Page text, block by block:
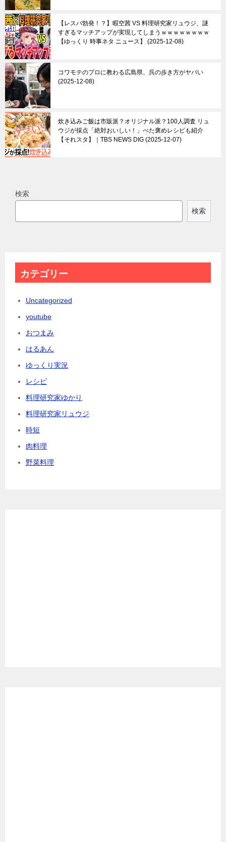
【レスバ勃発！？】暇空茜 VS 料理研究家リュウジ、謎
すぎるマッチアップが実現してしまうｗｗｗｗｗｗｗｗ
【ゆっくり 時事ネタ ニュース】
2025-12-08
コワモテのプロに教わる広島県、呉の歩き方がヤバい
2025-12-08
炊き込みご飯は市販派？オリジナル派？100人調査 リュ
ウジが採点「絶対おいしい！」べた褒めレシピも紹介
【それスタ】｜TBS NEWS DIG 2025-12-07
検索
検索
カテゴリー
Uncategorized
youtube
おつまみ
はるあん
ゆっくり実況
レシピ
料理研究家ゆかり
料理研究家リュウジ
時短
肉料理
野菜料理